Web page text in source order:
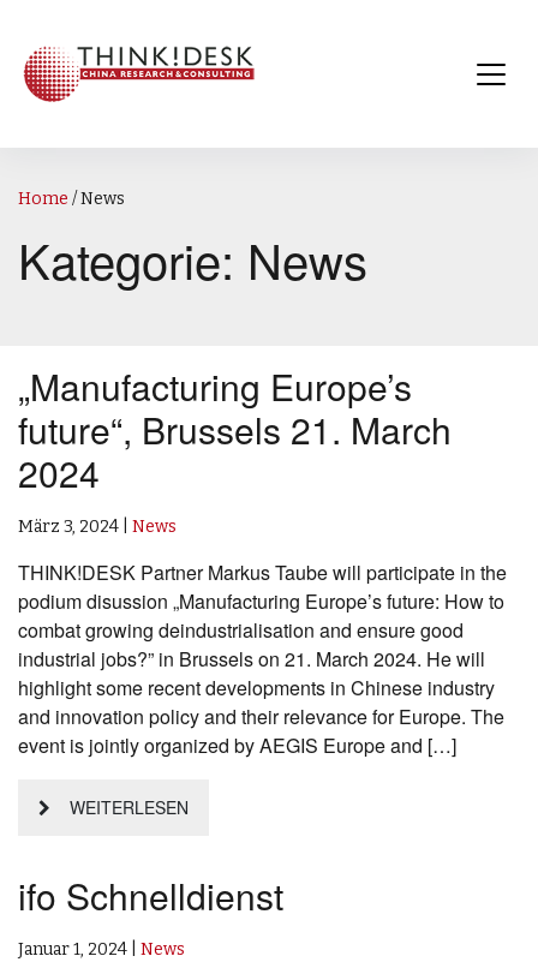
Home /News
Kategorie: News
„Manufacturing Europe’s
future“, Brussels 21. March
2024
März 3, 2024 News
THINK!DESK Partner Markus Taube will participate in the
podium disussion „Manufacturing Europe’s future: How to
combat growing deindustrialisation and ensure good
industrial jobs?” in Brussels on 21. March 2024. He will
highlight some recent developments in Chinese industry
and innovation policy and their relevance for Europe. The
event is jointly organized by AEGIS Europe and […]
WEITERLESEN
ifo Schnelldienst
Januar 1, 2024 News